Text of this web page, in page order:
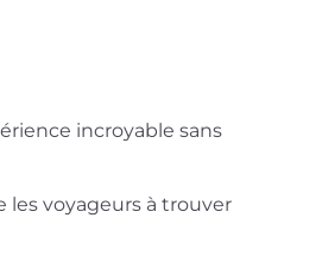
incroyable sans
les voyageurs à trouver